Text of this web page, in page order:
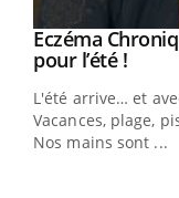
Youtube
Eczéma
pour l’été !
L'été arrive… et
Vacances, plage,
Nos mains sont ...